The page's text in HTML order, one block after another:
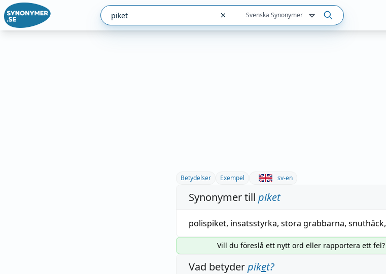
Svenska Synonymer
Betydelser Exempel sv-en
Synonymer till piket
polispiket, insatsstyrka, stora grabbarna, snuthäck,
Vill du föreslå ett nytt ord eller rapportera ett fel?
Vad betyderpiket?